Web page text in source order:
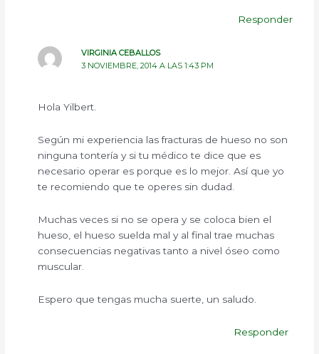
Responder
VIRGINIA CEBALLOS
3 NOVIEMBRE, 2014 A LAS 1:43 PM
Hola Yilbert.
Según mi experiencia las fracturas de hueso no son
ninguna tontería y si tu médico te dice que es
necesario operar es porque es lo mejor. Así que yo
te recomiendo que te operes sin dudad.
Muchas veces si no se opera y se coloca bien el
hueso, el hueso suelda mal y al final trae muchas
consecuencias negativas tanto a nivel óseo como
muscular.
Espero que tengas mucha suerte, un saludo.
Responder